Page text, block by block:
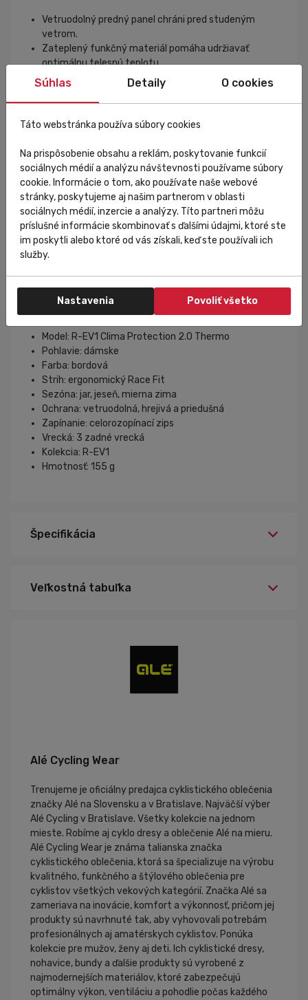
Vetruodolný predný panel chráni pred studeným
vetrom.
Zateplený funkčný materiál pomáha udržiavať
optimálnu telesnú teplotu.
Vysoká priedušnosť odvádza prebytočné teplo a
Ergonomický dámsky strih zabezpečuje maximálne
pohodlie počas jazdy.
obmedzenia.
Silikónový lem v spodnej časti zabraňuje vyhŕňaniu
vesty.
Tri zadné vrecká poskytujú priestor na výživu,
telefón alebo drobné vybavenie.
Kvalitný celorozopínací zips umožňuje jednoduchú
reguláciu odvetrania.
Nízka hmotnosť zvyšuje komfort aj počas dlhých
Špecifikácia
Model: R-EV1 Clima Protection 2.0 Thermo
Pohlavie: dámske
Farba: bordová
Strih: ergonomický Race Fit
Sezóna: jar, jeseň, mierna zima
Ochrana: vetruodolná, hrejivá a priedušná
Zapínanie: celorozopínací zips
Vrecká: 3 zadné vrecká
Kolekcia: R-EV1
Hmotnosť: 155 g
Špecifikácia
Veľkostná tabuľka
Alé Cycling Wear
Trenujeme je oficiálny predajca cyklistického oblečenia
značky Alé na Slovensku a v Bratislave. Najväčší výber
Alé Cycling v Bratislave. Všetky kolekcie na jednom
mieste. Robíme aj cyklo dresy a oblečenie Alé na mieru.
Alé Cycling Wear je známa talianska značka
cyklistického oblečenia, ktorá sa špecializuje na výrobu
kvalitného, funkčného a štýlového oblečenia pre
cyklistov všetkých vekových kategórií. Značka Alé sa
zameriava na inovácie, komfort a výkonnosť, pričom jej
produkty sú navrhnuté tak, aby vyhovovali potrebám
profesionálnych aj amatérskych cyklistov. Ponúka
kolekcie pre mužov, ženy aj deti. Ich cyklistické dresy,
nohavice, bundy a ďalšie produkty sú vyrobené z
najmodernejších materiálov, ktoré zabezpečujú
optimálny výkon, ventiláciu a pohodlie počas každého
Súhlas Detaily O cookies
Táto webstránka používa súbory cookies
Na prispôsobenie obsahu a reklám, poskytovanie funkcií
sociálnych médií a analýzu návštevnosti používame súbory
cookie. Informácie o tom, ako používate naše webové
stránky, poskytujeme aj našim partnerom v oblasti
sociálnych médií, inzercie a analýzy. Títo partneri môžu
príslušné informácie skombinovať s ďalšími údajmi, ktoré ste
im poskytli alebo ktoré od vás získali, keď ste používali ich
služby.
Nastavenia Povoliť všetko